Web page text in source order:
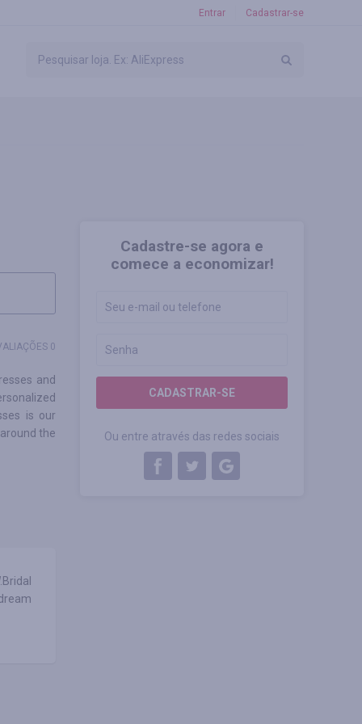
Entrar Cadastrar-se
Cadastre-se agora e
comece a economizar!
CADASTRAR-SE
Ou entre através das redes sociais
0
and
is our
the